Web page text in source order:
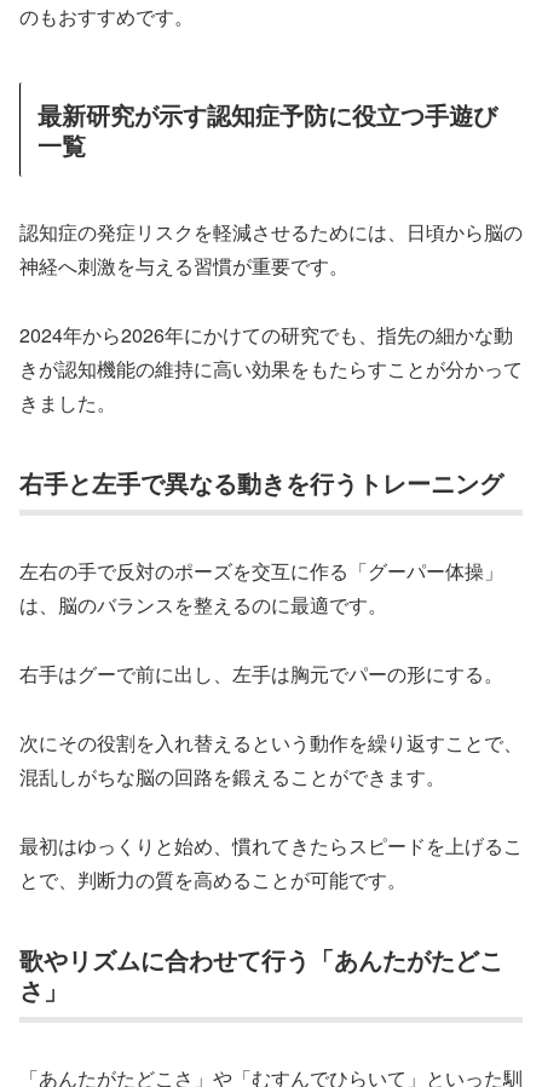
のもおすすめです。
最新研究が示す認知症予防に役立つ手遊び
一覧
認知症の発症リスクを軽減させるためには、日頃から脳の
神経へ刺激を与える習慣が重要です。
2024年から2026年にかけての研究でも、指先の細かな動
きが認知機能の維持に高い効果をもたらすことが分かって
きました。
右手と左手で異なる動きを行うトレーニング
左右の手で反対のポーズを交互に作る「グーパー体操」
は、脳のバランスを整えるのに最適です。
右手はグーで前に出し、左手は胸元でパーの形にする。
次にその役割を入れ替えるという動作を繰り返すことで、
混乱しがちな脳の回路を鍛えることができます。
最初はゆっくりと始め、慣れてきたらスピードを上げるこ
とで、判断力の質を高めることが可能です。
歌やリズムに合わせて行う「あんたがたどこ
さ」
「あんたがたどこさ」や「むすんでひらいて」といった馴